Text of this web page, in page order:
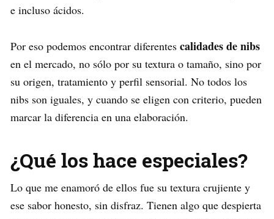
e incluso ácidos.
Por eso podemos encontrar diferentes calidades de nibs
en el mercado, no sólo por su textura o tamaño, sino por
su origen, tratamiento y perfil sensorial. No todos los
nibs son iguales, y cuando se eligen con criterio, pueden
marcar la diferencia en una elaboración.
¿Qué los hace especiales?
Lo que me enamoró de ellos fue su textura crujiente y
ese sabor honesto, sin disfraz. Tienen algo que despierta